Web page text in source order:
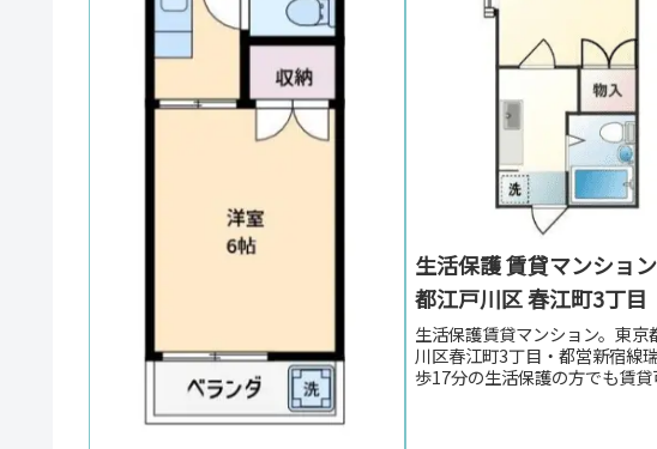
生活保護 賃貸マンショ
都江戸川区 春江町3丁目
生活保護賃貸マンション。東京
川区春江町3丁目・都営新宿線
歩17分の生活保護の方でも賃貸